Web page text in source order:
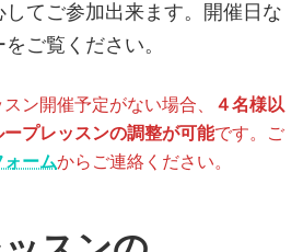
てご参加出来ます。開催日な
ご覧ください。
ン開催予定がない場合、
４名様以
プレッスンの調整が可能です。ご
ォームからご連絡ください。